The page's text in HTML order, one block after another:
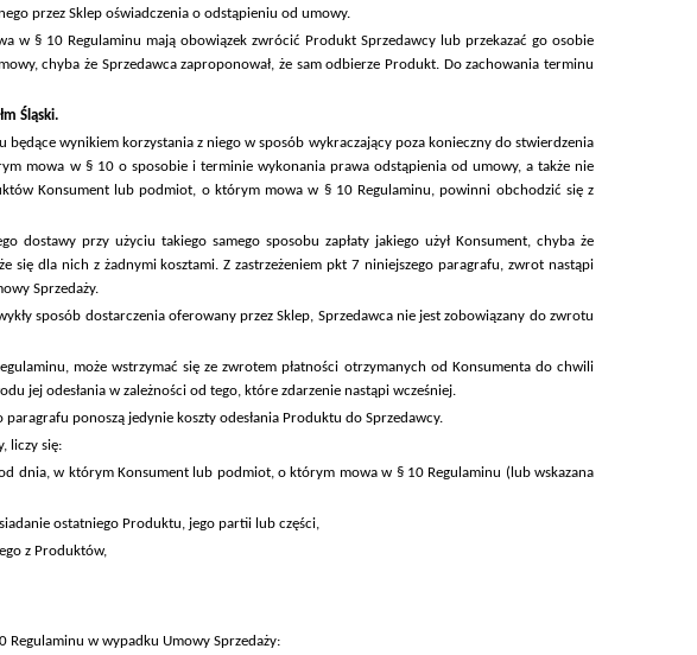
przez Sklep oświadczenia o odstąpieniu od umowy.
w § 10 Regulaminu mają obowiązek zwrócić Produkt Sprzedawcy lub przekazać go osobie
chyba że Sprzedawca zaproponował, że sam odbierze Produkt. Do zachowania terminu
Śląski.
wynikiem korzystania z niego w sposób wykraczający poza konieczny do stwierdzenia
mowa w § 10 o sposobie i terminie wykonania prawa odstąpienia od umowy, a także nie
Konsument lub podmiot, o którym mowa w § 10 Regulaminu, powinni obchodzić się z
przy użyciu takiego samego sposobu zapłaty jakiego użył Konsument, chyba że
dla nich z żadnymi kosztami. Z zastrzeżeniem pkt 7 niniejszego paragrafu, zwrot nastąpi
Sprzedaży.
sposób dostarczenia oferowany przez Sklep, Sprzedawca nie jest zobowiązany do zwrotu
może wstrzymać się ze zwrotem płatności otrzymanych od Konsumenta do chwili
jej odesłania w zależności od tego, które zdarzenie nastąpi wcześniej.
ponoszą jedynie koszty odesłania Produktu do Sprzedawcy.
liczy się:
dnia, w którym Konsument lub podmiot, o którym mowa w § 10 Regulaminu (lub wskazana
ostatniego Produktu, jego partii lub części,
z Produktów,
w wypadku Umowy Sprzedaży: